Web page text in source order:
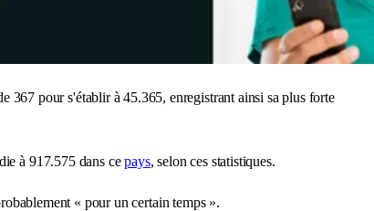
367 pour s'établir à 45.365, enregistrant ainsi sa plus forte
à 917.575 dans cepays, selon ces statistiques.
« pour un certain temps ».